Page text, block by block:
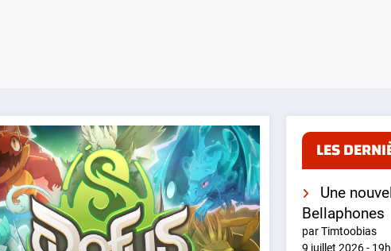
LES
Une
Bellaphones
par Timtoobias
9 juillet 2026 -